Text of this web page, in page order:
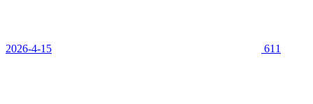
2026-4-15 611